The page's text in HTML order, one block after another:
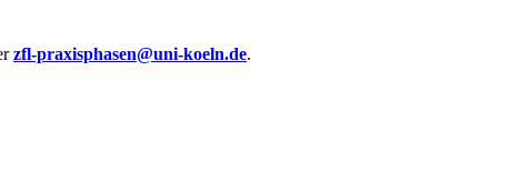
zfl-praxisphasen@uni-koeln.de.